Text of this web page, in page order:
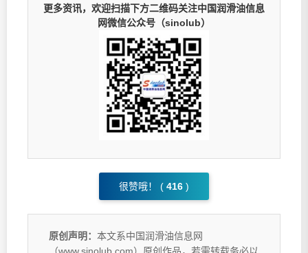
更多资讯，欢迎扫描下方二维码关注中国润滑油信息
网微信公众号（sinolub）
很赞哦！ ( 416 )
原创声明： 本文系中国润滑油信息网